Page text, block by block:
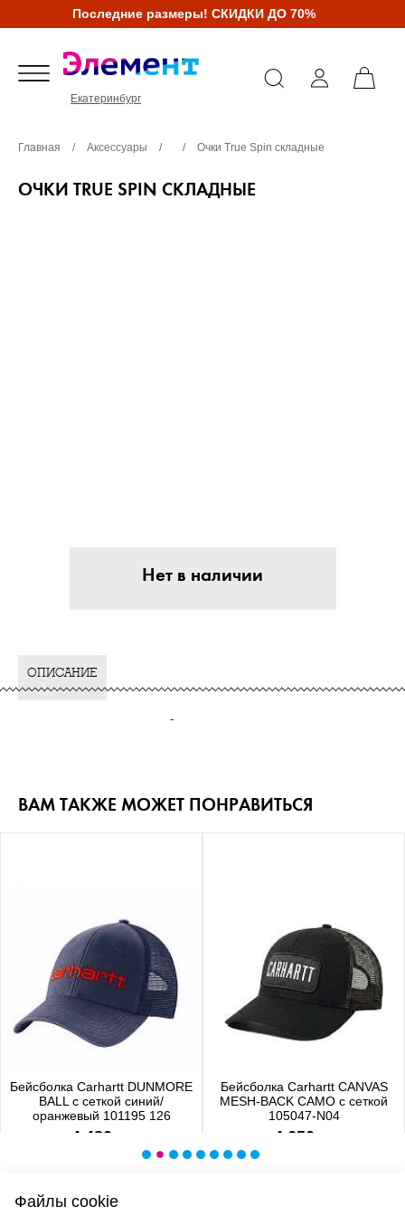
Последние размеры! СКИДКИ ДО 70%
Екатеринбург
Главная / Аксессуары / / Очки True Spin складные
ОЧКИ TRUE SPIN СКЛАДНЫЕ
Нет в наличии
ОПИСАНИЕ
-
ВАМ ТАКЖЕ МОЖЕТ ПОНРАВИТЬСЯ
Бейсболка Carhartt DUNMORE
BALL с сеткой синий/
оранжевый 101195 126
4 480 р.
Бейсболка Carhartt CANVAS
MESH-BACK CAMO с сеткой
105047-N04
4 650 р.
Файлы cookie